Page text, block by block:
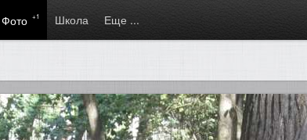
Фото +1 Школа Еще ...